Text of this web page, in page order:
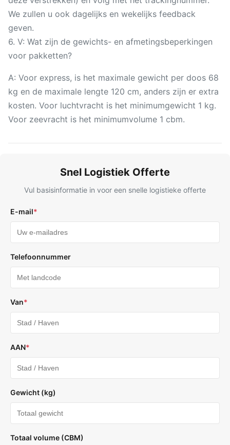
We zullen u ook dagelijks en wekelijks feedback
geven.
6. V: Wat zijn de gewichts- en afmetingsbeperkingen
voor pakketten?
A: Voor express, is het maximale gewicht per doos 68
kg en de maximale lengte 120 cm, anders zijn er extra
kosten. Voor luchtvracht is het minimumgewicht 1 kg.
Voor zeevracht is het minimumvolume 1 cbm.
Snel Logistiek Offerte
Vul basisinformatie in voor een snelle logistieke offerte
E-mail*
Telefoonnummer
Van*
AAN*
Gewicht (kg)
Totaal volume (CBM)